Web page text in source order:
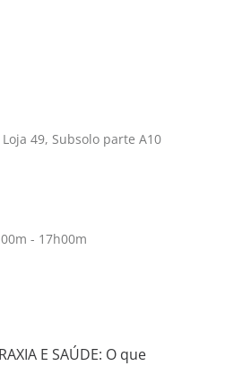
49, Subsolo parte A10
- 17h00m
E SAÚDE: O que